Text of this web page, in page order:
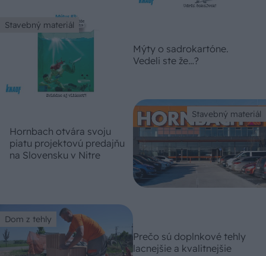
Stavebný materiál
Mýty o sadrokartóne.
Vedeli ste že…?
Stavebný materiál
Hornbach otvára svoju
piatu projektovú predajňu
na Slovensku v Nitre
Dom z tehly
Prečo sú doplnkové tehly
lacnejšie a kvalitnejšie